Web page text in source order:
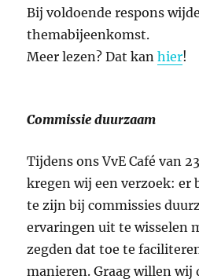
Bij voldoende respons
themabijeenkomst.
Meer lezen? Dat kanhier!
Commissie duurzaam
Tijdens ons VvE Café van
kregen wij een verzoek: er
te zijn bij commissies
ervaringen uit te wisselen
zegden dat toe te
manieren. Graag willen wij